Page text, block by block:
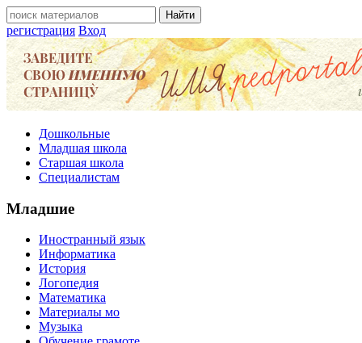
регистрация Вход
Дошкольные
Младшая школа
Старшая школа
Специалистам
Младшие
Иностранный язык
Информатика
История
Логопедия
Математика
Материалы мо
Музыка